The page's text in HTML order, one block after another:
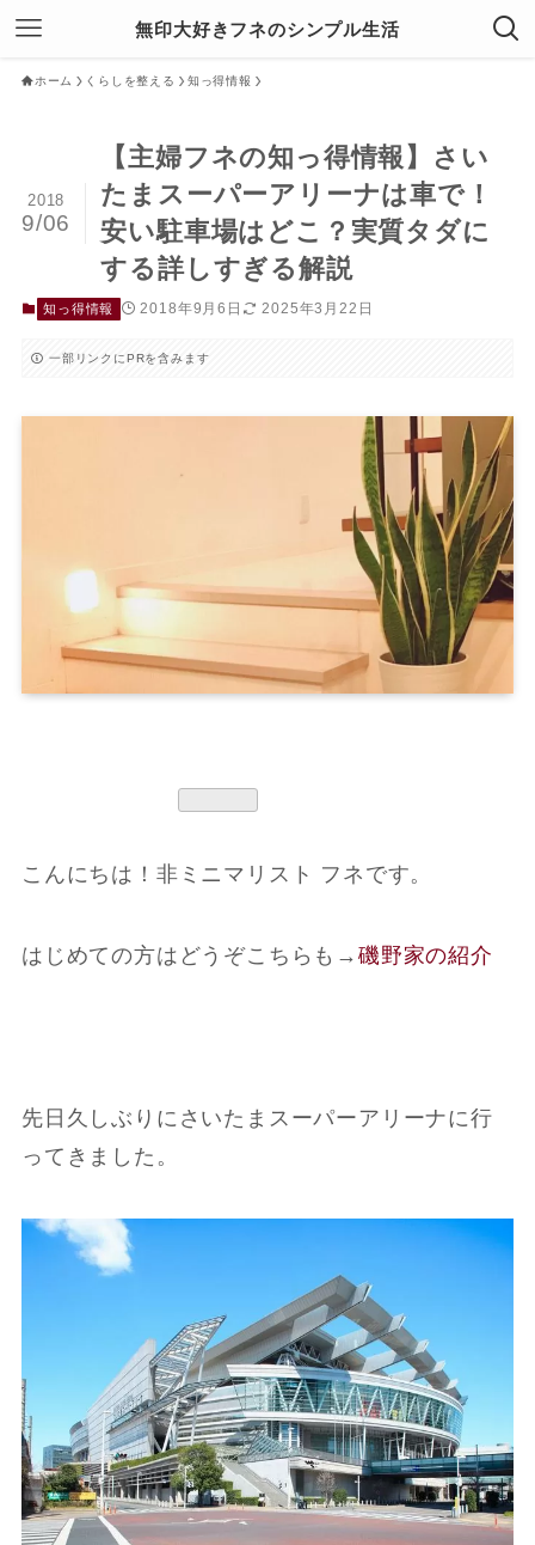
無印大好きフネのシンプル生活
ホーム くらしを整える 知っ得情報
【主婦フネの知っ得情報】さい
たまスーパーアリーナは車で！
安い駐車場はどこ？実質タダに
する詳しすぎる解説
2018
9/06
知っ得情報 2018年9月6日 2025年3月22日
一部リンクにPRを含みます
こんにちは！非ミニマリスト フネです。
はじめての方はどうぞこちらも →磯野家の紹介
先日久しぶりにさいたまスーパーアリーナに行
ってきました。